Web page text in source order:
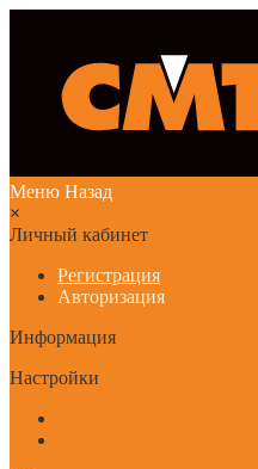
Меню Назад
×
Личный кабинет
Регистрация
Авторизация
Информация
Настройки